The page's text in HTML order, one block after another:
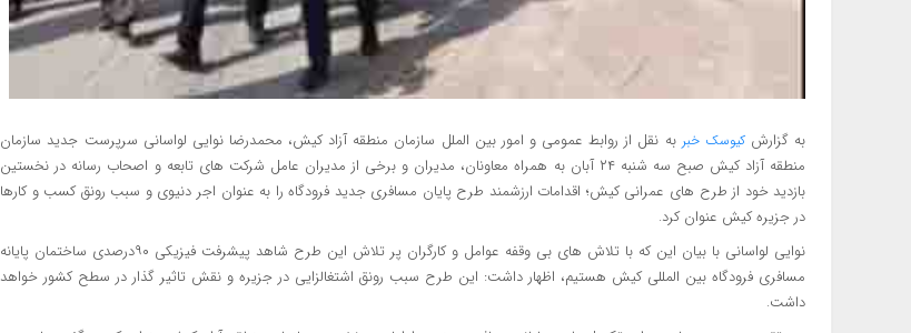
به گزارشکیوسک خبر به نقل از روابط عمومی و امور بین الملل سازمان منطقه آزاد کیش، محمدرضا نوایی لواسانی سرپرست جدید سازمان
منطقه آزاد کیش صبح سه شنبه ۲۴ آبان به همراه معاونان، مدیران و برخی از مدیران عامل شرکت های تابعه و اصحاب رسانه در نخستین
بازدید خود از طرح های عمرانی کیش؛ اقدامات ارزشمند طرح پایان مسافری جدید فرودگاه را به عنوان اجر دنیوی و سبب رونق کسب و کارها
در جزیره کیش عنوان کرد.
نوایی لواسانی با بیان این که با تلاش های بی وقفه عوامل و کارگران پر تلاش این طرح شاهد پیشرفت فیزیکی ۹۰درصدی ساختمان پایانه
مسافری فرودگاه بین المللی کیش هستیم، اظهار داشت: این طرح سبب رونق اشتغالزایی در جزیره و نقش تاثیر گذار در سطح کشور خواهد
داشت.